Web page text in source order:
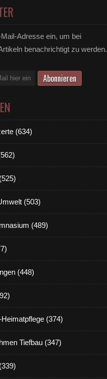
Adresse ein, um bei
benachrichtigt zu werden.
(634)
(503)
(489)
(448)
(374)
Tiefbau (347)